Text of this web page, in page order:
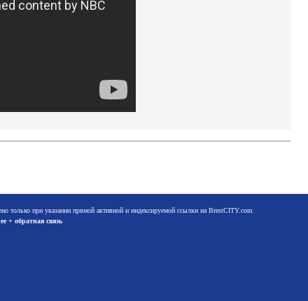
только при указании прямой активной и индексируемой ссылки на BrestCITY.com
+ обратная связь